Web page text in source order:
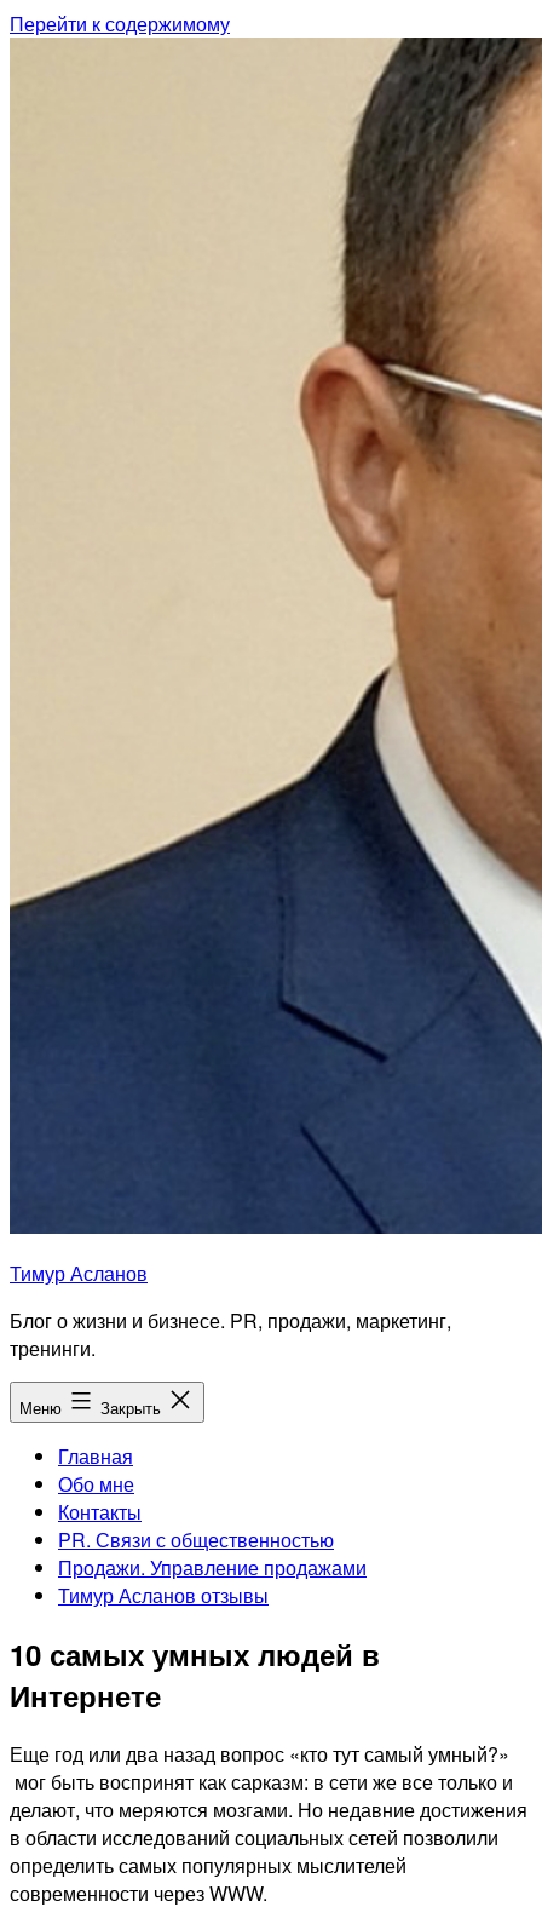
Перейти к содержимому
Тимур Асланов
Блог о жизни и бизнесе. PR, продажи, маркетинг,
тренинги.
Меню Закрыть
Главная
Обо мне
Контакты
PR. Связи с общественностью
Продажи. Управление продажами
Тимур Асланов отзывы
10 самых умных людей в
Интернете
Еще год или два назад вопрос «кто тут самый умный?»
мог быть воспринят как сарказм: в сети же все только и
делают, что меряются мозгами. Но недавние достижения
в области исследований социальных сетей позволили
определить самых популярных мыслителей
современности через WWW.